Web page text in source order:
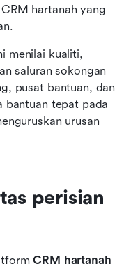
hartanah yang
menilai kualiti,
saluran sokongan
pusat bantuan, dan
bantuan tepat pada
urusan
perisian
CRM hartanah